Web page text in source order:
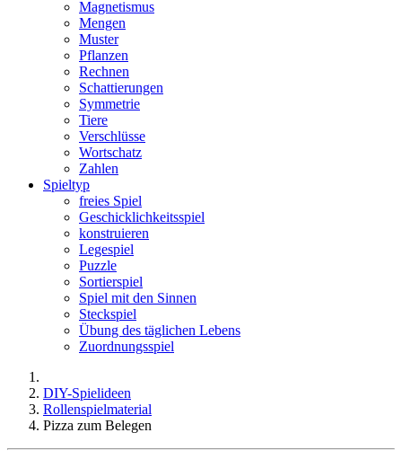
Magnetismus
Mengen
Muster
Pflanzen
Rechnen
Schattierungen
Symmetrie
Tiere
Verschlüsse
Wortschatz
Zahlen
Spieltyp
freies Spiel
Geschicklichkeitsspiel
konstruieren
Legespiel
Puzzle
Sortierspiel
Spiel mit den Sinnen
Steckspiel
Übung des täglichen Lebens
Zuordnungsspiel
DIY-Spielideen
Rollenspielmaterial
Pizza zum Belegen